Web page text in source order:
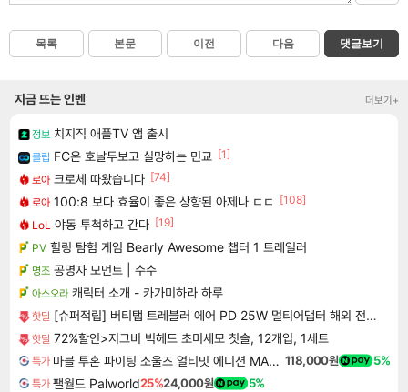
목록 본문 이전 다음 댓글보기
지금 뜨는 인벤 더보기+
정보 치지직 애플TV 앱 출시
클립 FC온 호날두보고 실망하는 민교 [1]
로아 크로체 따왔습니다 [74]
로아 100:8 보다 효율이 좋은 상향된 아제나 ㄷㄷ
[108]
LoL 야동 투척하고 간다 [19]
PV 힐링 탐험 게임 Bearly Awesome 챕터 1 트레일러
명조 공명자 모먼트 | 수수
아스오라 캐릭터 소개 - 카가미하라 하루
핫딜 [슈퍼적립] 버티탭 트레블러 에어 PD 25W 멀티어댑터 해외 전세계 여행용 어댑터 멀티탭 usb 콘센트 플러그 돼지코
핫딜 72%할인>지그비 빅헤드 초미세모 칫솔, 12개입, 1세트
특가 마블 투혼 파이팅 소울즈 얼티밋 에디션 MARVEL Tokon Fighting Souls Ultimate Edition 118,000원 5%
특가 팰월드 Palworld25%24,000원 5%